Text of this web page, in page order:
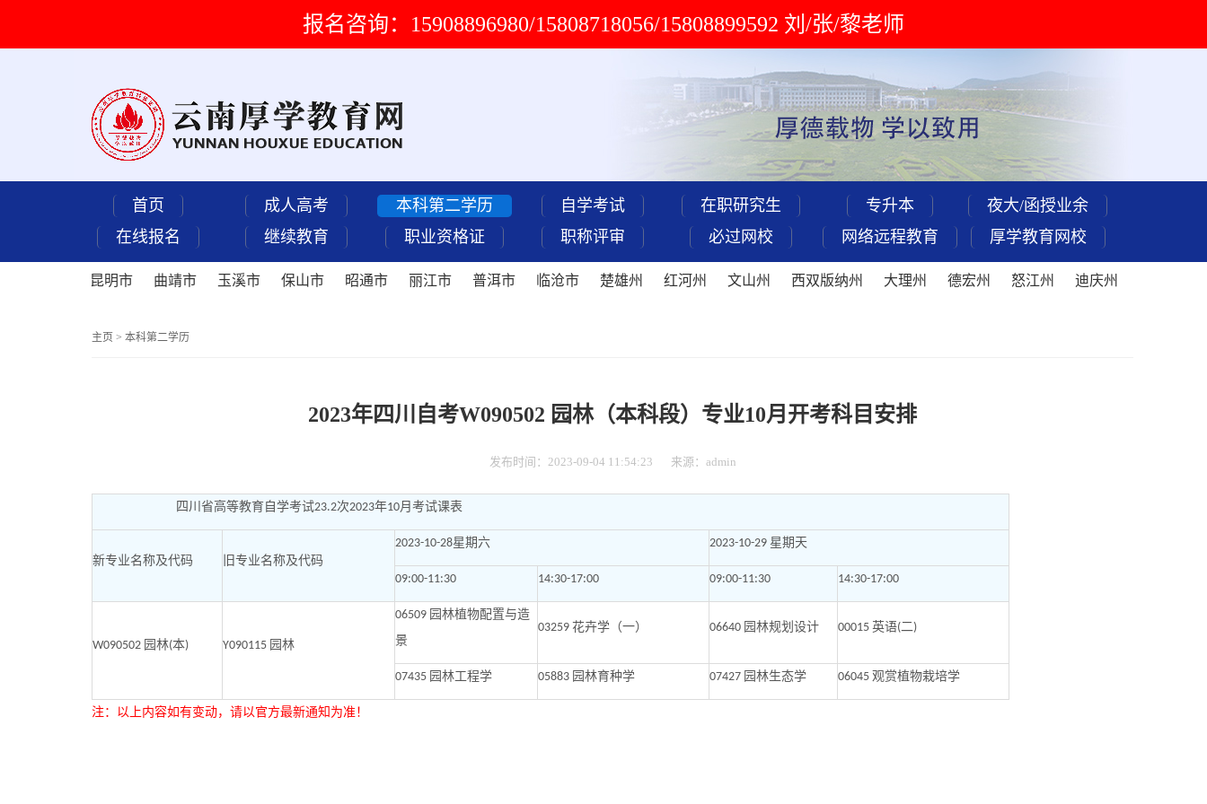
报名咨询：15908896980/15808718056/15808899592 刘/张/黎老师
首页 成人高考 本科第二学历 自学考试 在职研究生 专升本
夜大/函授业余
在线报名
继续教育 职业资格证 职称评审 必过网校 网络远程教育 厚学教育网校
昆明市 曲靖市 玉溪市 保山市 昭通市 丽江市 普洱市 临沧市 楚雄州 红河州 文山州 西双版纳州 大理州 德宏州 怒江州 迪庆州
主页 > 本科第二学历
2023年四川自考W090502 园林（本科段）专业10月开考科目安排
发布时间：2023-09-04 11:54:23 来源：admin
四川省高等教育 自学考试23.2次2023年10月考试课表
新专业名称及代码 旧专业名称及代码
2023-10-28星期六 2023-10-29 星期天
09:00-11:30 14:30-17:00 09:00-11:30 14:30-17:00
W090502 园林(本) Y090115 园林
06509 园林植物配置与造
景
03259 花卉学（一） 06640 园林规划设计 00015 英语(二)
07435 园林工程学 05883 园林育种学 07427 园林生态学 06045 观赏植物栽培学
注：以上内容如有变动，请以官方最新通知为准！